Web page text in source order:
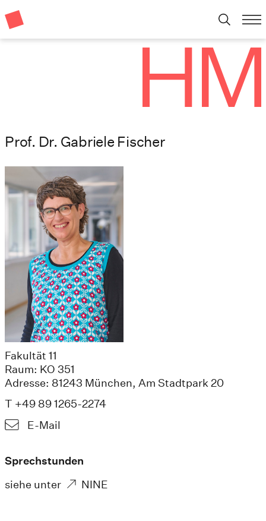
Prof. Dr. Gabriele Fischer
Fakultät 11
Raum: KO 351
Adresse: 81243 München, Am Stadtpark 20
T +49 89 1265-2274
E-Mail
Sprechstunden
siehe unter
NINE